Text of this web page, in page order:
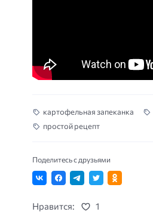
картофельная запеканка
простой рецепт
Поделитесь с друзьями
Нравится: 1